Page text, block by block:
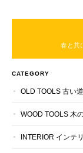
春と共
CATEGORY
OLD TOOLS 古い
WOOD TOOLS 木
INTERIOR インテ